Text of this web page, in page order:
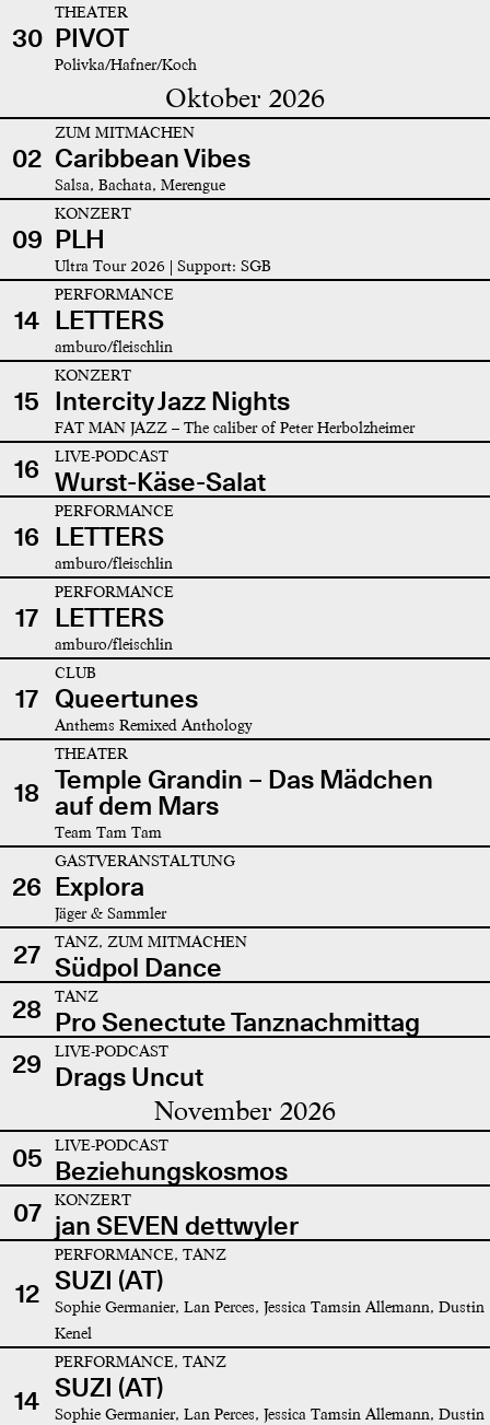
30
THEATER
PIVOT
Polivka/Hafner/Koch
Oktober 2026
02
ZUM MITMACHEN
Caribbean Vibes
Salsa, Bachata, Merengue
09
KONZERT
PLH
Ultra Tour 2026 | Support: SGB
14
PERFORMANCE
LETTERS
amburo/fleischlin
15
KONZERT
Intercity Jazz Nights
FAT MAN JAZZ – The caliber of Peter Herbolzheimer
16 LIVE-PODCAST
Wurst-Käse-Salat
16
PERFORMANCE
LETTERS
amburo/fleischlin
17
PERFORMANCE
LETTERS
amburo/fleischlin
17
CLUB
Queertunes
Anthems Remixed Anthology
18
THEATER
Temple Grandin – Das Mädchen
auf dem Mars
Team Tam Tam
26
GASTVERANSTALTUNG
Explora
Jäger & Sammler
27 TANZ, ZUM MITMACHEN
Südpol Dance
28
TANZ
Pro Senectute Tanznachmittag
29
LIVE-PODCAST
Drags Uncut
November 2026
05 LIVE-PODCAST
Beziehungskosmos
07
KONZERT
jan SEVEN dettwyler
12
PERFORMANCE, TANZ
SUZI (AT)
Sophie Germanier, Lan Perces, Jessica Tamsin Allemann, Dustin
Kenel
14
PERFORMANCE, TANZ
SUZI (AT)
Sophie Germanier, Lan Perces, Jessica Tamsin Allemann, Dustin